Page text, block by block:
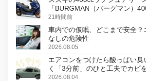
「BURGMAN（バーグマン）
変更し、8月18日に発売
21時間前
車内での仮眠、どこまで安全？
なしの危険性
2026.08.05
エアコンをつけたら酸っぱい
く「3分前」のひと工夫でカビ
2026.08.04